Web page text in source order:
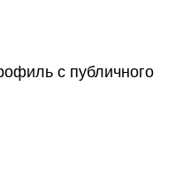
с публичного